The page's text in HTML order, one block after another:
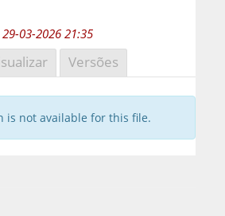
29-03-2026 21:35
Versões
is not available for this file.